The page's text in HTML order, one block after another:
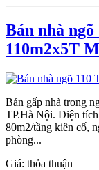
Bán nhà
110m2x5T
Bán gấp nhà trong
TP.Hà Nội. Diện
80m2/tầng kiên cố,
phòng...
Giá: thỏa thuận